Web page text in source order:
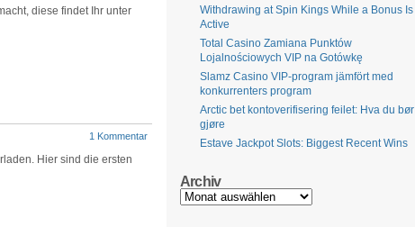
diese findet Ihr unter
1 Kommentar
Hier sind die ersten
Withdrawing at Spin Kings While a Bonus Is
Active
Total Casino Zamiana Punktów
Lojalnościowych VIP na Gotówkę
Slamz Casino VIP-program jämfört med
konkurrenters program
Arctic bet kontoverifisering feilet: Hva du bør
gjøre
Estave Jackpot Slots: Biggest Recent Wins
Archiv
Archiv